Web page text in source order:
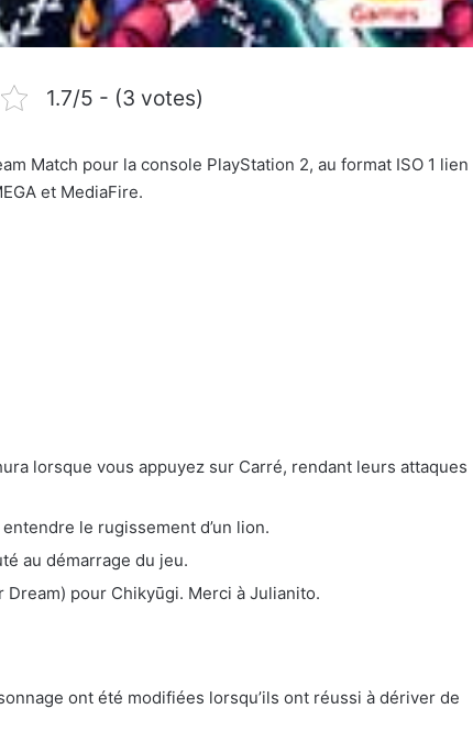
1.7/5 - (3 votes)
Match pour la console PlayStation 2, au format ISO 1 lien
et MediaFire.
lorsque vous appuyez sur Carré, rendant leurs attaques
le rugissement d’un lion.
au démarrage du jeu.
Dream) pour Chikyūgi. Merci à Julianito.
ont été modifiées lorsqu’ils ont réussi à dériver de